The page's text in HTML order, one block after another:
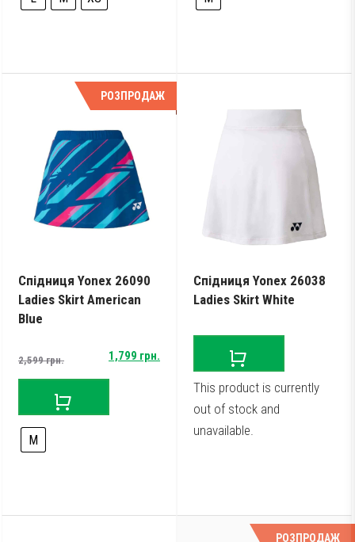
Спідниця Yonex 26090
Ladies Skirt American
Blue
2,599грн.Original
price
was:
1,799 грн.
Current
price
is:
M
РОЗПРОДАЖ
Спідниця Yonex 26038
Ladies Skirt White
This product is currently
out of stock and
unavailable.
Немає в наявності
РОЗПРОДАЖ